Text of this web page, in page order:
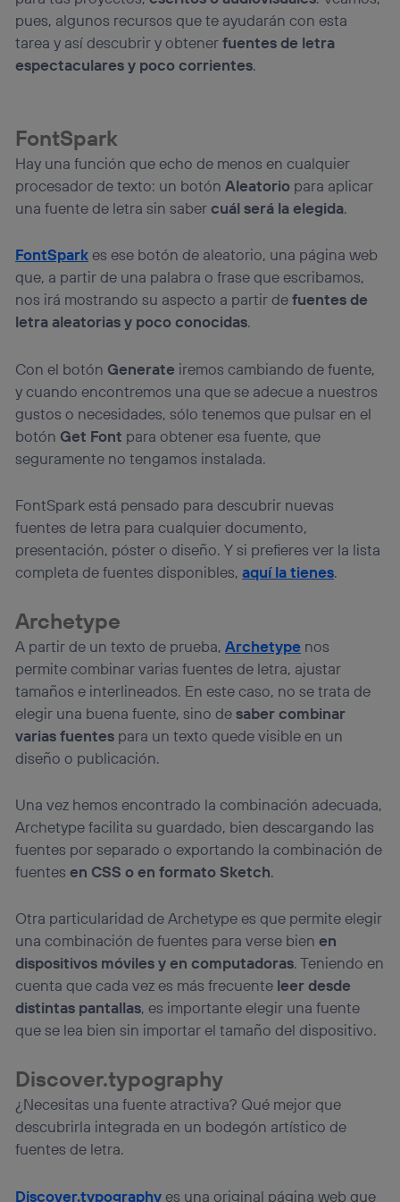
pues, algunos recursos que te ayudarán con esta
tarea y así descubrir y obtenerfuentes de letra
espectaculares y poco corrientes.
FontSpark
Hay una función que echo de menos en cualquier
procesador de texto: un botónAleatorio para aplicar
una fuente de letra sin sabercuál será la elegida.
FontSparkes ese botón de aleatorio, una página web
que, a partir de una palabra o frase que escribamos,
nos irá mostrando su aspecto a partir defuentes de
letra aleatorias y poco conocidas.
Con el botón Generate iremos cambiando de fuente,
y cuando encontremos una que se adecue a nuestros
gustos o necesidades, sólo tenemos que pulsar en el
botón Get Font para obtener esa fuente, que
seguramente no tengamos instalada.
FontSpark está pensado para descubrir nuevas
fuentes de letra para cualquier documento,
presentación, póster o diseño. Y si prefieres ver la lista
completa de fuentes disponibles,aquí la tienes.
Archetype
A partir de un texto de prueba,Archetype nos
permite combinar varias fuentes de letra, ajustar
tamaños e interlineados. En este caso, no se trata de
elegir una buena fuente, sino desaber combinar
varias fuentes para un texto quede visible en un
diseño o publicación.
Una vez hemos encontrado la combinación adecuada,
Archetype facilita su guardado, bien descargando las
fuentes por separado o exportando la combinación de
fuentesen CSS o en formato Sketch.
Otra particularidad de Archetype es que permite elegir
una combinación de fuentes para verse bienen
dispositivos móviles y en computadoras. Teniendo en
cuenta que cada vez es más frecuente leer desde
distintas pantallas, es importante elegir una fuente
que se lea bien sin importar el tamaño del dispositivo.
Discover.typography
¿Necesitas una fuente atractiva? Qué mejor que
descubrirla integrada en un bodegón artístico de
fuentes de letra.
Discover.typographyes una original página web que
telecomunicaciones vinculada a la conexión que utilizas
(p. ej., número de teléfono móvil).
Este identificador se asigna a la conexión de internet, por
lo que cualquier persona que conecte su dispositivo y
el marketing o análisis se realizará en función de las
actividades de navegación de los miembros del hogar
que hayan dado su consentimiento.
Si utilizas datos móviles , el marketing será más
personalizado, ya que se basará únicamente en la
Puedes gestionar los consentimientos Utiq seleccionando
“Administrar Utiq” en la parte inferior de esta página web o
visitando el portal de privacidad de Utiq
(“consenthub”). Para más información, consulta
la política de privacidad de Utiq.